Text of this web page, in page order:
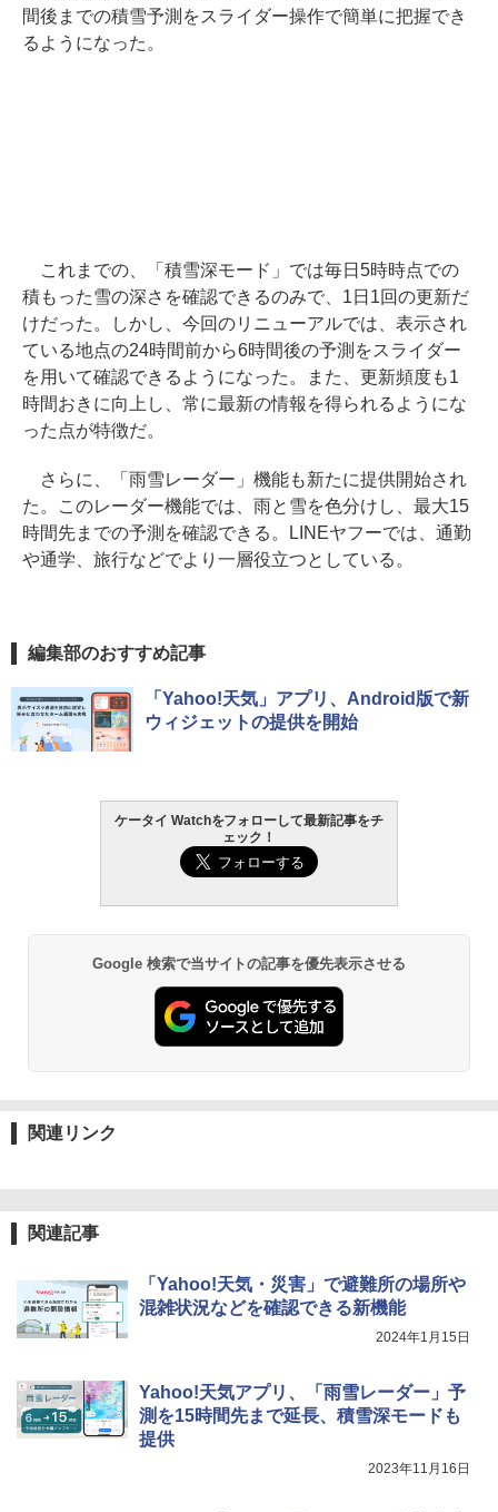
間後までの積雪予測をスライダー操作で簡単に把握でき
るようになった。
これまでの、「積雪深モード」では毎日5時時点での
積もった雪の深さを確認できるのみで、1日1回の更新だ
けだった。しかし、今回のリニューアルでは、表示され
ている地点の24時間前から6時間後の予測をスライダー
を用いて確認できるようになった。また、更新頻度も1
時間おきに向上し、常に最新の情報を得られるようにな
った点が特徴だ。
さらに、「雨雪レーダー」機能も新たに提供開始され
た。このレーダー機能では、雨と雪を色分けし、最大15
時間先までの予測を確認できる。LINEヤフーでは、通勤
や通学、旅行などでより一層役立つとしている。
編集部のおすすめ記事
「Yahoo!天気」アプリ、Android版で新
ウィジェットの提供を開始
ケータイ Watchをフォローして最新記事をチ
ェック！
Google 検索で当サイトの記事を優先表示させる
関連リンク
関連記事
「Yahoo!天気・災害」で避難所の場所や
混雑状況などを確認できる新機能
2024年1月15日
Yahoo!天気アプリ、「雨雪レーダー」予
測を15時間先まで延長、積雪深モードも
提供
2023年11月16日